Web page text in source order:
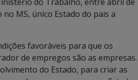
MS, único Estado do pais a
favoráveis para que os
de empregos são as empresas.
do Estado, para criar as